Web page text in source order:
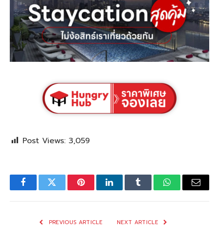
Post Views: 3,059
FacebookTwitter PinterestLinkedInTumblr WhatsAppEmail
PREVIOUS ARTICLE NEXT ARTICLE